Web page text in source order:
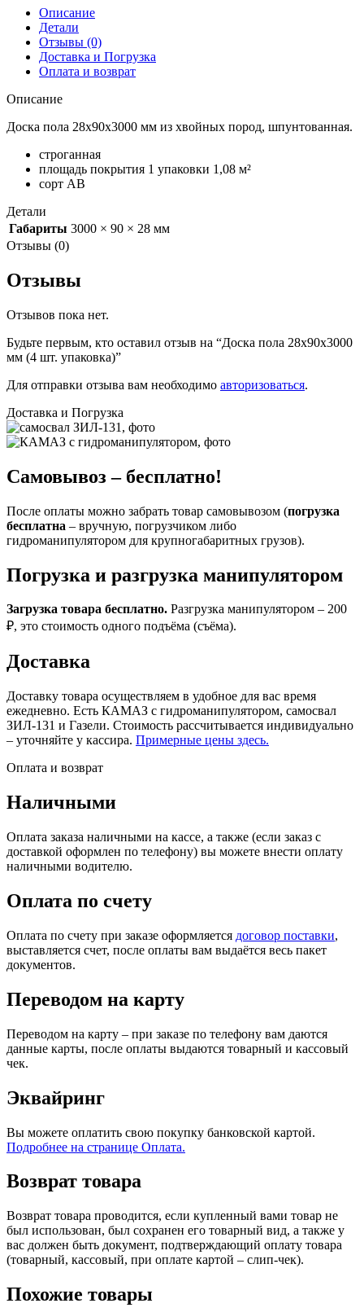
Описание
Детали
Отзывы (0)
Доставка и Погрузка
Оплата и возврат
Описание
Доска пола 28х90х3000 мм из хвойных пород, шпунтованная.
строганная
площадь покрытия 1 упаковки 1,08 м²
сорт АВ
Детали
Габариты 3000 × 90 × 28 мм
Отзывы (0)
Отзывы
Отзывов пока нет.
Будьте первым, кто оставил отзыв на “Доска пола 28х90х3000
мм (4 шт. упаковка)”
Для отправки отзыва вам необходимо авторизоваться.
Доставка и Погрузка
Самовывоз – бесплатно!
После оплаты можно забрать товар самовывозом (погрузка
бесплатна – вручную, погрузчиком либо
гидроманипулятором для крупногабаритных грузов).
Погрузка и разгрузка манипулятором
Загрузка товара бесплатно. Разгрузка манипулятором – 200
₽, это стоимость одного подъёма (съёма).
Доставка
Доставку товара осуществляем в удобное для вас время
ежедневно. Есть КАМАЗ с гидроманипулятором, самосвал
ЗИЛ-131 и Газели. Стоимость рассчитывается индивидуально
– уточняйте у кассира. Примерные цены здесь.
Оплата и возврат
Наличными
Оплата заказа наличными на кассе, а также (если заказ с
доставкой оформлен по телефону) вы можете внести оплату
наличными водителю.
Оплата по счету
Оплата по счету при заказе оформляется договор поставки,
выставляется счет, после оплаты вам выдаётся весь пакет
документов.
Переводом на карту
Переводом на карту – при заказе по телефону вам даются
данные карты, после оплаты выдаются товарный и кассовый
чек.
Эквайринг
Вы можете оплатить свою покупку банковской картой.
Подробнее на странице Оплата.
Возврат товара
Возврат товара проводится, если купленный вами товар не
был использован, был сохранен его товарный вид, а также у
вас должен быть документ, подтверждающий оплату товара
(товарный, кассовый, при оплате картой – слип-чек).
Похожие товары